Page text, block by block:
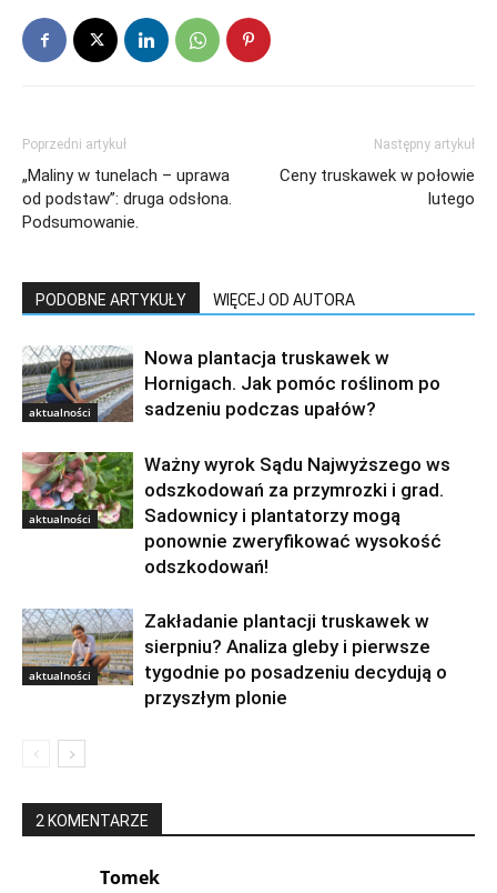
Poprzedni artykuł
„Maliny w tunelach – uprawa
od podstaw”: druga odsłona.
Podsumowanie.
Następny artykuł
Ceny truskawek w połowie
lutego
PODOBNE ARTYKUŁY WIĘCEJ OD AUTORA
aktualności
Nowa plantacja truskawek w
Hornigach. Jak pomóc roślinom po
sadzeniu podczas upałów?
aktualności
Ważny wyrok Sądu Najwyższego ws
odszkodowań za przymrozki i grad.
Sadownicy i plantatorzy mogą
ponownie zweryfikować wysokość
odszkodowań!
aktualności
Zakładanie plantacji truskawek w
sierpniu? Analiza gleby i pierwsze
tygodnie po posadzeniu decydują o
przyszłym plonie
2 KOMENTARZE
Tomek